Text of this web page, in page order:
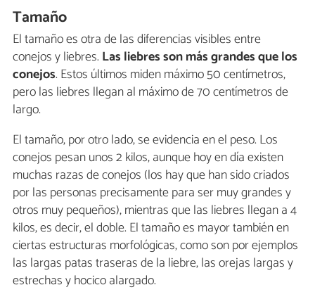
Tamaño
El tamaño es otra de las diferencias visibles entre
conejos y liebres. Las liebres son más grandes que los
conejos. Estos últimos miden máximo 50 centímetros,
pero las liebres llegan al máximo de 70 centímetros de
largo.
El tamaño, por otro lado, se evidencia en el peso. Los
conejos pesan unos 2 kilos, aunque hoy en día existen
muchas razas de conejos (los hay que han sido criados
por las personas precisamente para ser muy grandes y
otros muy pequeños), mientras que las liebres llegan a 4
kilos, es decir, el doble. El tamaño es mayor también en
ciertas estructuras morfológicas, como son por ejemplos
las largas patas traseras de la liebre, las orejas largas y
estrechas y hocico alargado.